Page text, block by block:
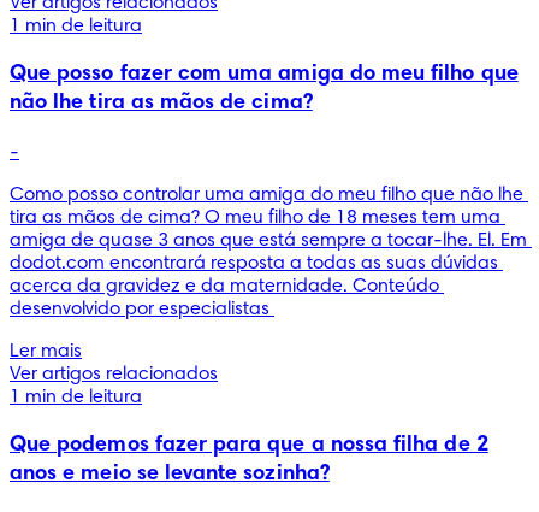
1 min de leitura
Que posso fazer com uma amiga do meu filho que
não lhe tira as mãos de cima?
-
Como posso controlar uma amiga do meu filho que não lhe
tira as mãos de cima? O meu filho de 18 meses tem uma
amiga de quase 3 anos que está sempre a tocar-lhe. El. Em
dodot.com encontrará resposta a todas as suas dúvidas
acerca da gravidez e da maternidade. Conteúdo
desenvolvido por especialistas
Ler mais
Ver artigos relacionados
1 min de leitura
Que podemos fazer para que a nossa filha de 2
anos e meio se levante sozinha?